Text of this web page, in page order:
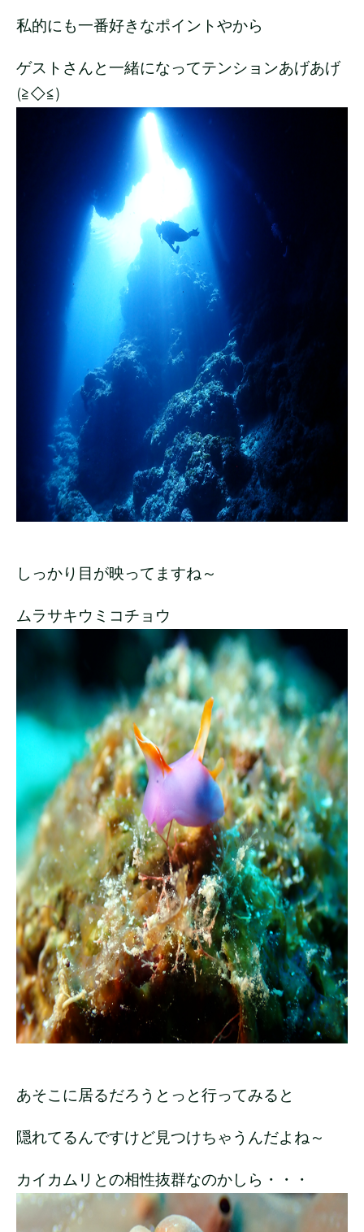
私的にも一番好きなポイントやから
ゲストさんと一緒になってテンションあげあげ
(≧◇≦)
しっかり目が映ってますね～
ムラサキウミコチョウ
あそこに居るだろうとっと行ってみると
隠れてるんですけど見つけちゃうんだよね～
カイカムリとの相性抜群なのかしら・・・